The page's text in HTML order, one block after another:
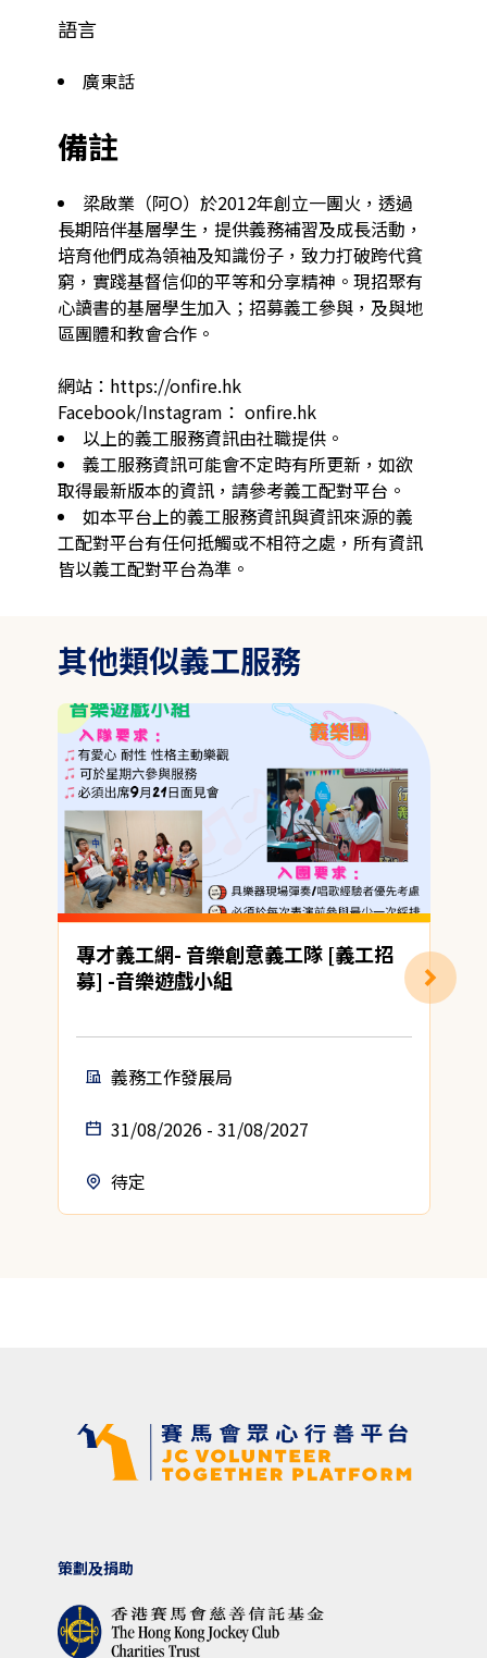
語言
廣東話
備註
梁啟業（阿O）於2012年創立一團火，透過
長期陪伴基層學生，提供義務補習及成長活動，
培育他們成為領袖及知識份子，致力打破跨代貧
窮，實踐基督信仰的平等和分享精神。現招聚有
心讀書的基層學生加入；招募義工參與，及與地
區團體和教會合作。
網站：https://onfire.hk
Facebook/Instagram： onfire.hk
以上的義工服務資訊由社職提供。
義工服務資訊可能會不定時有所更新，如欲
取得最新版本的資訊，請參考義工配對平台。
如本平台上的義工服務資訊與資訊來源的義
工配對平台有任何抵觸或不相符之處，所有資訊
皆以義工配對平台為準。
其他類似義工服務
專才義工網- 音樂創意義工隊 [義工招
募] -音樂遊戲小組
義務工作發展局
31/08/2026 - 31/08/2027
待定
策劃及捐助